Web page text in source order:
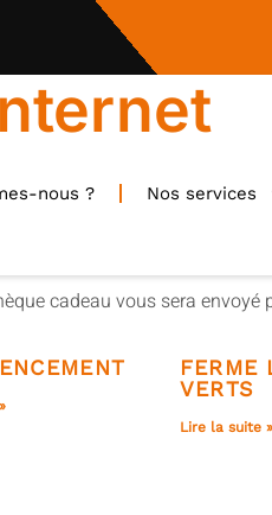
nous ? Nos services
cadeau vous sera
FERME
VERTS
Lire la suite »